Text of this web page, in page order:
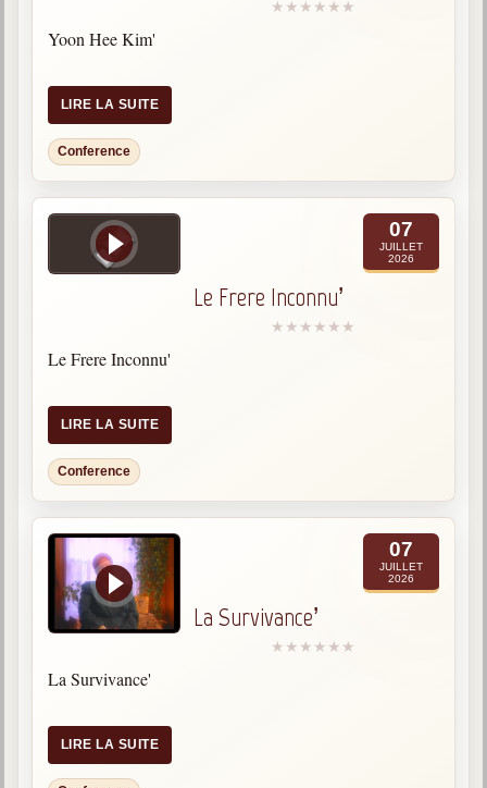
Yoon Hee Kim'
LIRE LA SUITE
Conference
07
JUILLET
2026
Le Frere Inconnu’
Le Frere Inconnu'
LIRE LA SUITE
Conference
07
JUILLET
2026
La Survivance’
La Survivance'
LIRE LA SUITE